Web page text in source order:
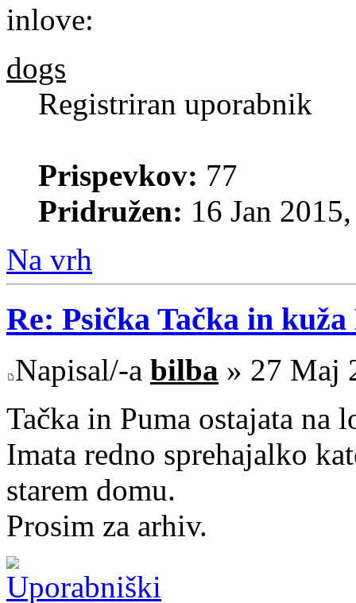
dogs
Registriran uporabnik
Prispevkov: 77
Pridružen: 16 Jan
Na vrh
Re: Psička Tačka in kuža
Napisal/-a bilba » 27 Maj
Tačka in Puma ostajata na
Imata redno sprehajalko
starem domu.
Prosim za arhiv.